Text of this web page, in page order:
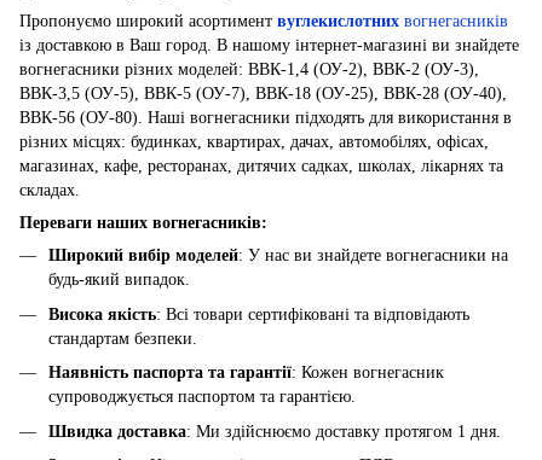
Пропонуємо широкий асортимент вуглекислотних вогнегасників
із доставкою в Ваш город. В нашому інтернет-магазині ви знайдете
вогнегасники різних моделей: ВВК-1,4 (ОУ-2), ВВК-2 (ОУ-3),
ВВК-3,5 (ОУ-5), ВВК-5 (ОУ-7), ВВК-18 (ОУ-25), ВВК-28 (ОУ-40),
ВВК-56 (ОУ-80). Наші вогнегасники підходять для використання в
різних місцях: будинках, квартирах, дачах, автомобілях, офісах,
магазинах, кафе, ресторанах, дитячих садках, школах, лікарнях та
складах.
Переваги наших вогнегасників:
Широкий вибір моделей: У нас ви знайдете вогнегасники на
будь-який випадок.
Висока якість: Всі товари сертифіковані та відповідають
стандартам безпеки.
Наявність паспорта та гарантії: Кожен вогнегасник
супроводжується паспортом та гарантією.
Швидка доставка: Ми здійснюємо доставку протягом 1 дня.